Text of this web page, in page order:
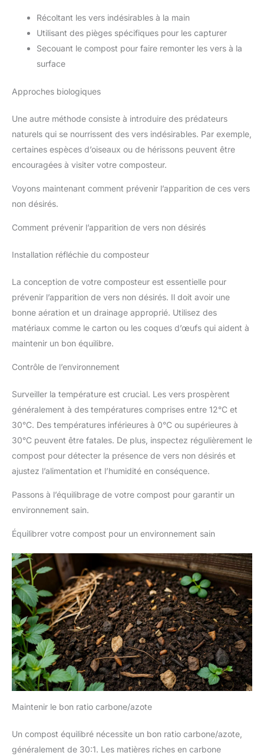
Récoltant les vers indésirables à la main
Utilisant des pièges spécifiques pour les capturer
Secouant le compost pour faire remonter les vers à la
surface
Approches biologiques
Une autre méthode consiste à introduire des prédateurs
naturels qui se nourrissent des vers indésirables. Par exemple,
certaines espèces d’oiseaux ou de hérissons peuvent être
encouragées à visiter votre composteur.
Voyons maintenant comment prévenir l’apparition de ces vers
non désirés.
Comment prévenir l’apparition de vers non désirés
Installation réfléchie du composteur
La conception de votre composteur est essentielle pour
prévenir l’apparition de vers non désirés. Il doit avoir une
bonne aération et un drainage approprié. Utilisez des
matériaux comme le carton ou les coques d’œufs qui aident à
maintenir un bon équilibre.
Contrôle de l’environnement
Surveiller la température est crucial. Les vers prospèrent
généralement à des températures comprises entre 12°C et
30°C. Des températures inférieures à 0°C ou supérieures à
30°C peuvent être fatales. De plus, inspectez régulièrement le
compost pour détecter la présence de vers non désirés et
ajustez l’alimentation et l’humidité en conséquence.
Passons à l’équilibrage de votre compost pour garantir un
environnement sain.
Équilibrer votre compost pour un environnement sain
Maintenir le bon ratio carbone/azote
Un compost équilibré nécessite un bon ratio carbone/azote,
généralement de 30:1. Les matières riches en carbone